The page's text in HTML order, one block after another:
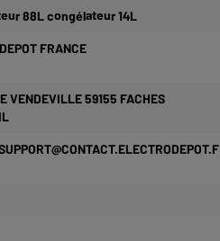
88L congélateur 14L
FRANCE
VENDEVILLE 59155 FACHES